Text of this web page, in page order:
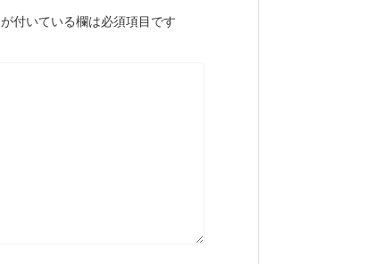
が付いている欄は必須項目です